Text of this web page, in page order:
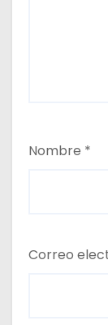
Nombre *
Correo